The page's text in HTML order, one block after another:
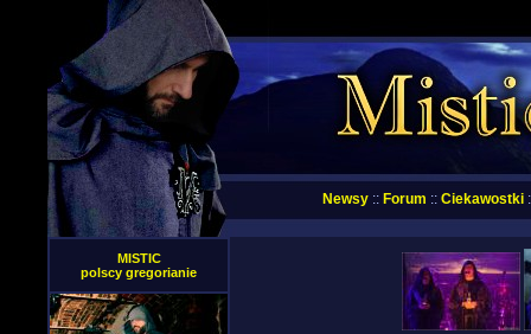
Newsy :: Forum :: Ciekawostki
MISTIC
polscy gregorianie